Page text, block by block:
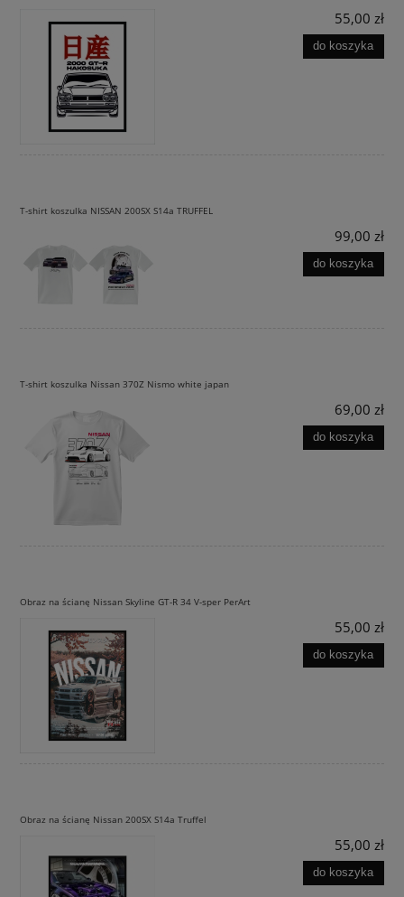
55,00 zł
do koszyka
T-shirt koszulka NISSAN 200SX S14a TRUFFEL
99,00 zł
do koszyka
T-shirt koszulka Nissan 370Z Nismo white japan
69,00 zł
do koszyka
Obraz na ścianę Nissan Skyline GT-R 34 V-sper PerArt
55,00 zł
do koszyka
Obraz na ścianę Nissan 200SX S14a Truffel
55,00 zł
do koszyka